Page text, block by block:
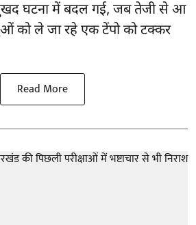
दुखद घटना में बदल गई, जब तेजी से आ
को ले जा रहे एक टेंपो को टक्कर
Read More